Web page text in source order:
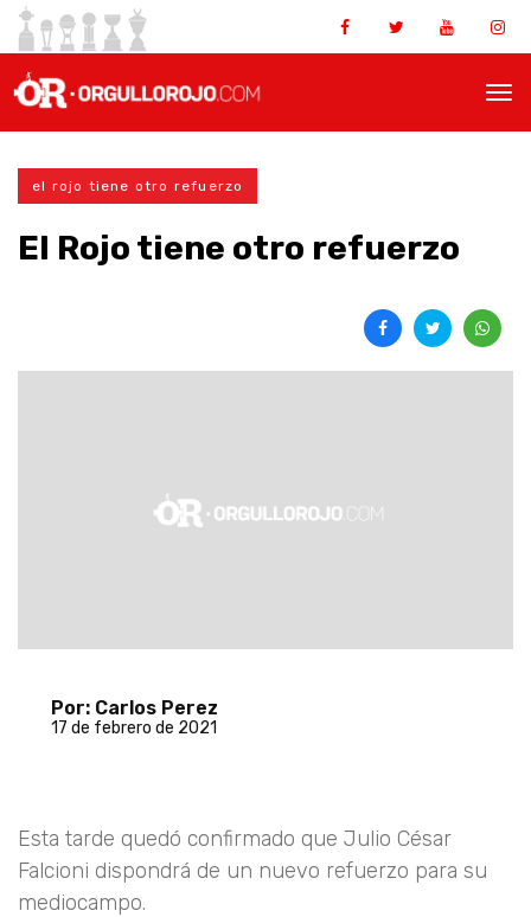
el rojo tiene otro refuerzo
El Rojo tiene otro refuerzo
Por: Carlos Perez
17 de febrero de 2021
Esta tarde quedó confirmado que Julio César
Falcioni dispondrá de un nuevo refuerzo para su
mediocampo.